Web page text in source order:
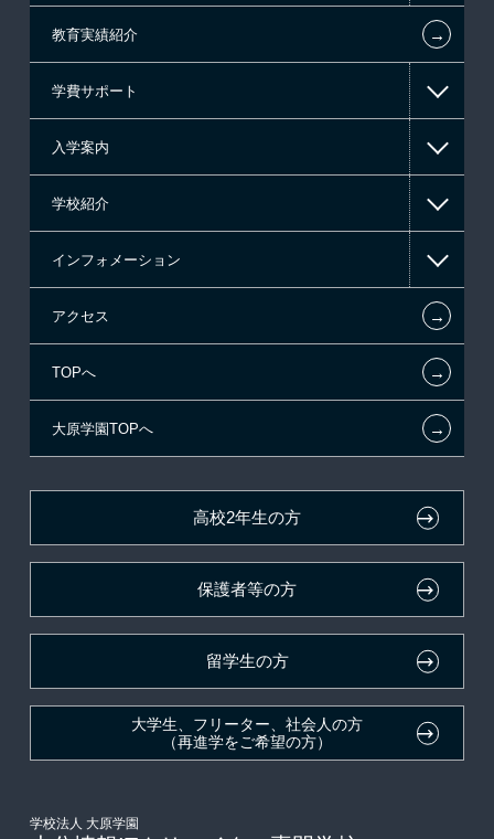
情報IT系
ゲーム系
東京経営大学 学士取得コース
教育実績紹介 ←
学費サポート
高等教育の修学支援新制度
日本学生支援機構の奨学金
国の教育ローン
提携教育ローン
試験による特待生制度
資格・クラブ活動による特待生制度
入学案内
一般入学
AO入学
指定校推薦入学
特別推薦入学
推薦入学
生徒会活動推薦入学
自己推薦入学
在校生・卒業生紹介推薦入学
大学生・短期大学生特別入学
学費
東京経営大学への3年次編入学
入学前Web通信講座
学校紹介
在校生からあなたへ
夢を叶えた先輩たち
施設・研修所
学生マンションのご案内
大原学園グループ案内
インフォメーション
お知らせ・新着情報
在校生へのお知らせ
各種証明書の発行ご希望の方
採用ご担当の方
アクセス ←
TOPへ ←
大原学園TOPへ ←
高校2年生の方
保護者等の方
留学生の方
大学生、フリーター、社会人の方
（再進学をご希望の方）
学校法人 大原学園